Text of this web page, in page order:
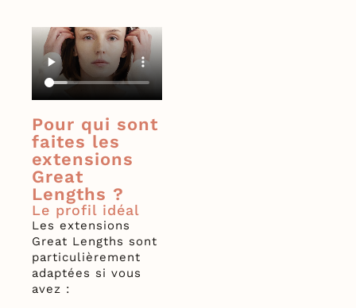
Pour qui sont
faites les
extensions
Great
Lengths ?
Le profil idéal
Les extensions
Great Lengths sont
particulièrement
adaptées si vous
avez :